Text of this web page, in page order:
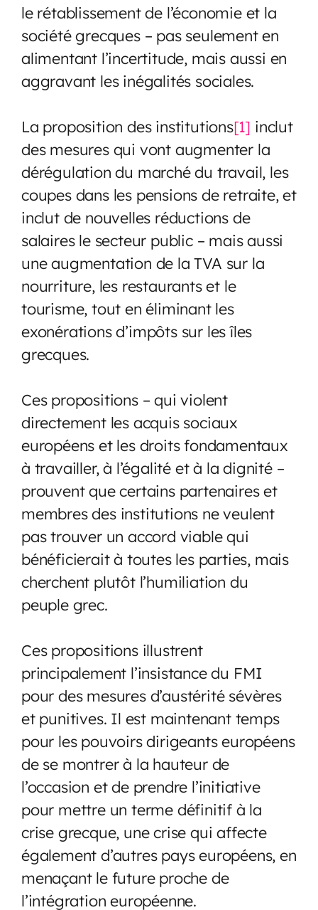
le rétablissement de l’économie et la
société grecques – pas seulement en
alimentant l’incertitude, mais aussi en
aggravant les inégalités sociales.
La proposition des institutions[1] inclut
des mesures qui vont augmenter la
dérégulation du marché du travail, les
coupes dans les pensions de retraite, et
inclut de nouvelles réductions de
salaires le secteur public – mais aussi
une augmentation de la TVA sur la
nourriture, les restaurants et le
tourisme, tout en éliminant les
exonérations d’impôts sur les îles
grecques.
Ces propositions – qui violent
directement les acquis sociaux
européens et les droits fondamentaux
à travailler, à l’égalité et à la dignité –
prouvent que certains partenaires et
membres des institutions ne veulent
pas trouver un accord viable qui
bénéficierait à toutes les parties, mais
cherchent plutôt l’humiliation du
peuple grec.
Ces propositions illustrent
principalement l’insistance du FMI
pour des mesures d’austérité sévères
et punitives. Il est maintenant temps
pour les pouvoirs dirigeants européens
de se montrer à la hauteur de
l’occasion et de prendre l’initiative
pour mettre un terme définitif à la
crise grecque, une crise qui affecte
également d’autres pays européens, en
menaçant le future proche de
l’intégration européenne.